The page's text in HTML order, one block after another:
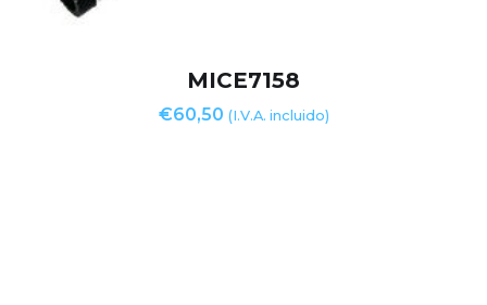
MICE7158
€60,50 (I.V.A. incluido)